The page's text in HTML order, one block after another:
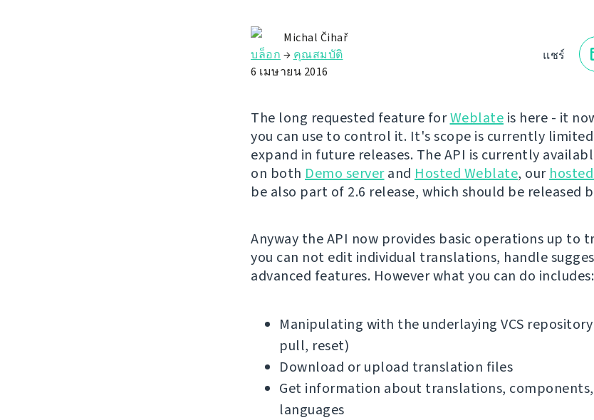
แชร์
Michal Čihař
บล็อก → คุณสมบัติ
6 เมษายน 2016
The long requested feature forWeblate is here - it
you can use to control it. It's scope is currently
expand in future releases. The API is currently
on both Demo serverand Hosted Weblate, our
be also part of 2.6 release, which should be released
Anyway the API now provides basic operations up to
you can not edit individual translations, handle
advanced features. However what you can do includes:
Manipulating with the underlaying VCS
pull, reset)
Download or upload translation files
Get information about translations,
languages